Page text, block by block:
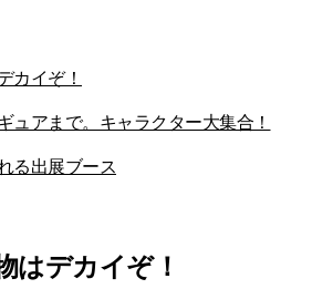
カイぞ！
ュアまで。キャラクター大集合！
る出展ブース
はデカイぞ！